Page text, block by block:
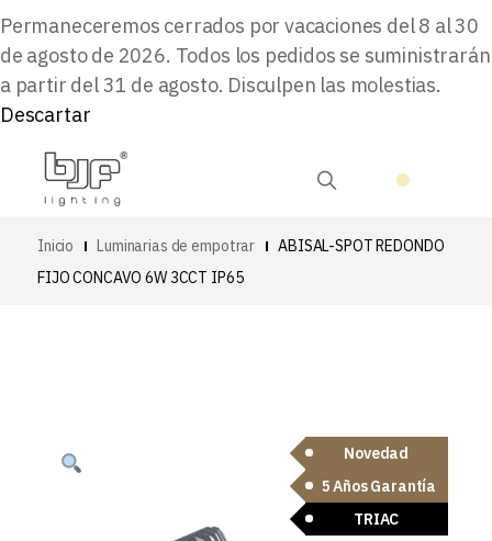
Permaneceremos cerrados por vacaciones del 8 al 30
de agosto de 2026. Todos los pedidos se suministrarán
a partir del 31 de agosto. Disculpen las molestias.
Descartar
Inicio Luminarias de empotrar
ABISAL-SPOT REDONDO
FIJO CONCAVO 6W 3CCT IP65
Novedad
5 Años Garantía
TRIAC